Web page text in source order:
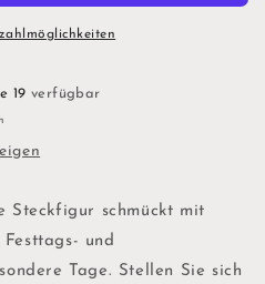
19 verfügbar
Steckfigur schmückt mit
und
Tage. Stellen Sie sich